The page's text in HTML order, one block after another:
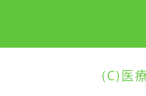
(C)医